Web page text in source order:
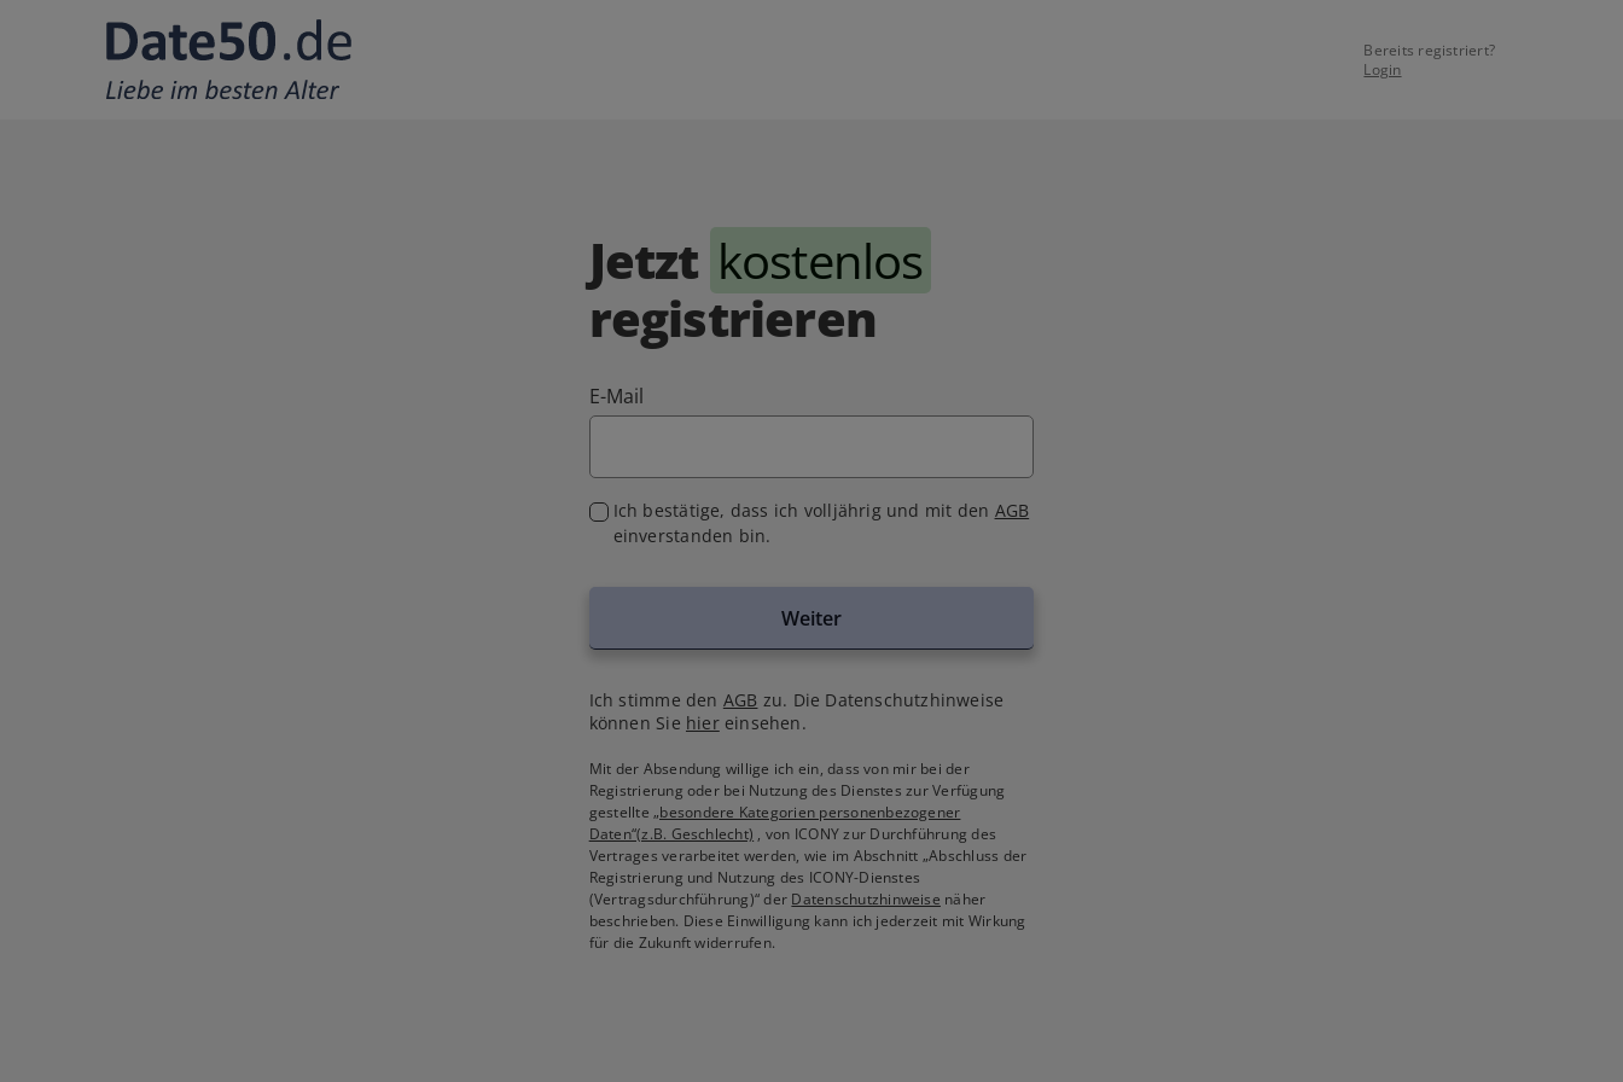
Bereits registriert?
Login
Jetzt kostenlos
registrieren
E-Mail
Ich bestätige, dass ich volljährig und mit den AGB
einverstanden bin.
Weiter
Ich stimme den AGB zu. Die Datenschutzhinweise
können Sie hiereinsehen.
Mit der Absendung willige ich ein, dass von mir bei der
Registrierung oder bei Nutzung des Dienstes zur Verfügung
gestellte„besondere Kategorien personenbezogener
Daten“(z.B. Geschlecht) , von ICONY zur Durchführung des
Vertrages verarbeitet werden, wie im Abschnitt „Abschluss der
Registrierung und Nutzung des ICONY-Dienstes
(Vertragsdurchführung)“ der Datenschutzhinweise näher
beschrieben. Diese Einwilligung kann ich jederzeit mit Wirkung
für die Zukunft widerrufen.